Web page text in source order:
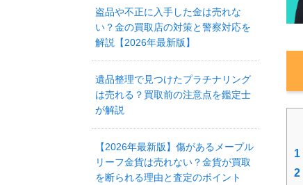
1
2
盗品や不正に入手した金は売れな
い？金の買取店の対策と警察対応を
解説【2026年最新版】
遺品整理で見つけたプラチナリング
は売れる？買取前の注意点を鑑定士
が解説
【2026年最新版】傷があるメープル
リーフ金貨は売れない？金貨が買取
を断られる理由と査定のポイント